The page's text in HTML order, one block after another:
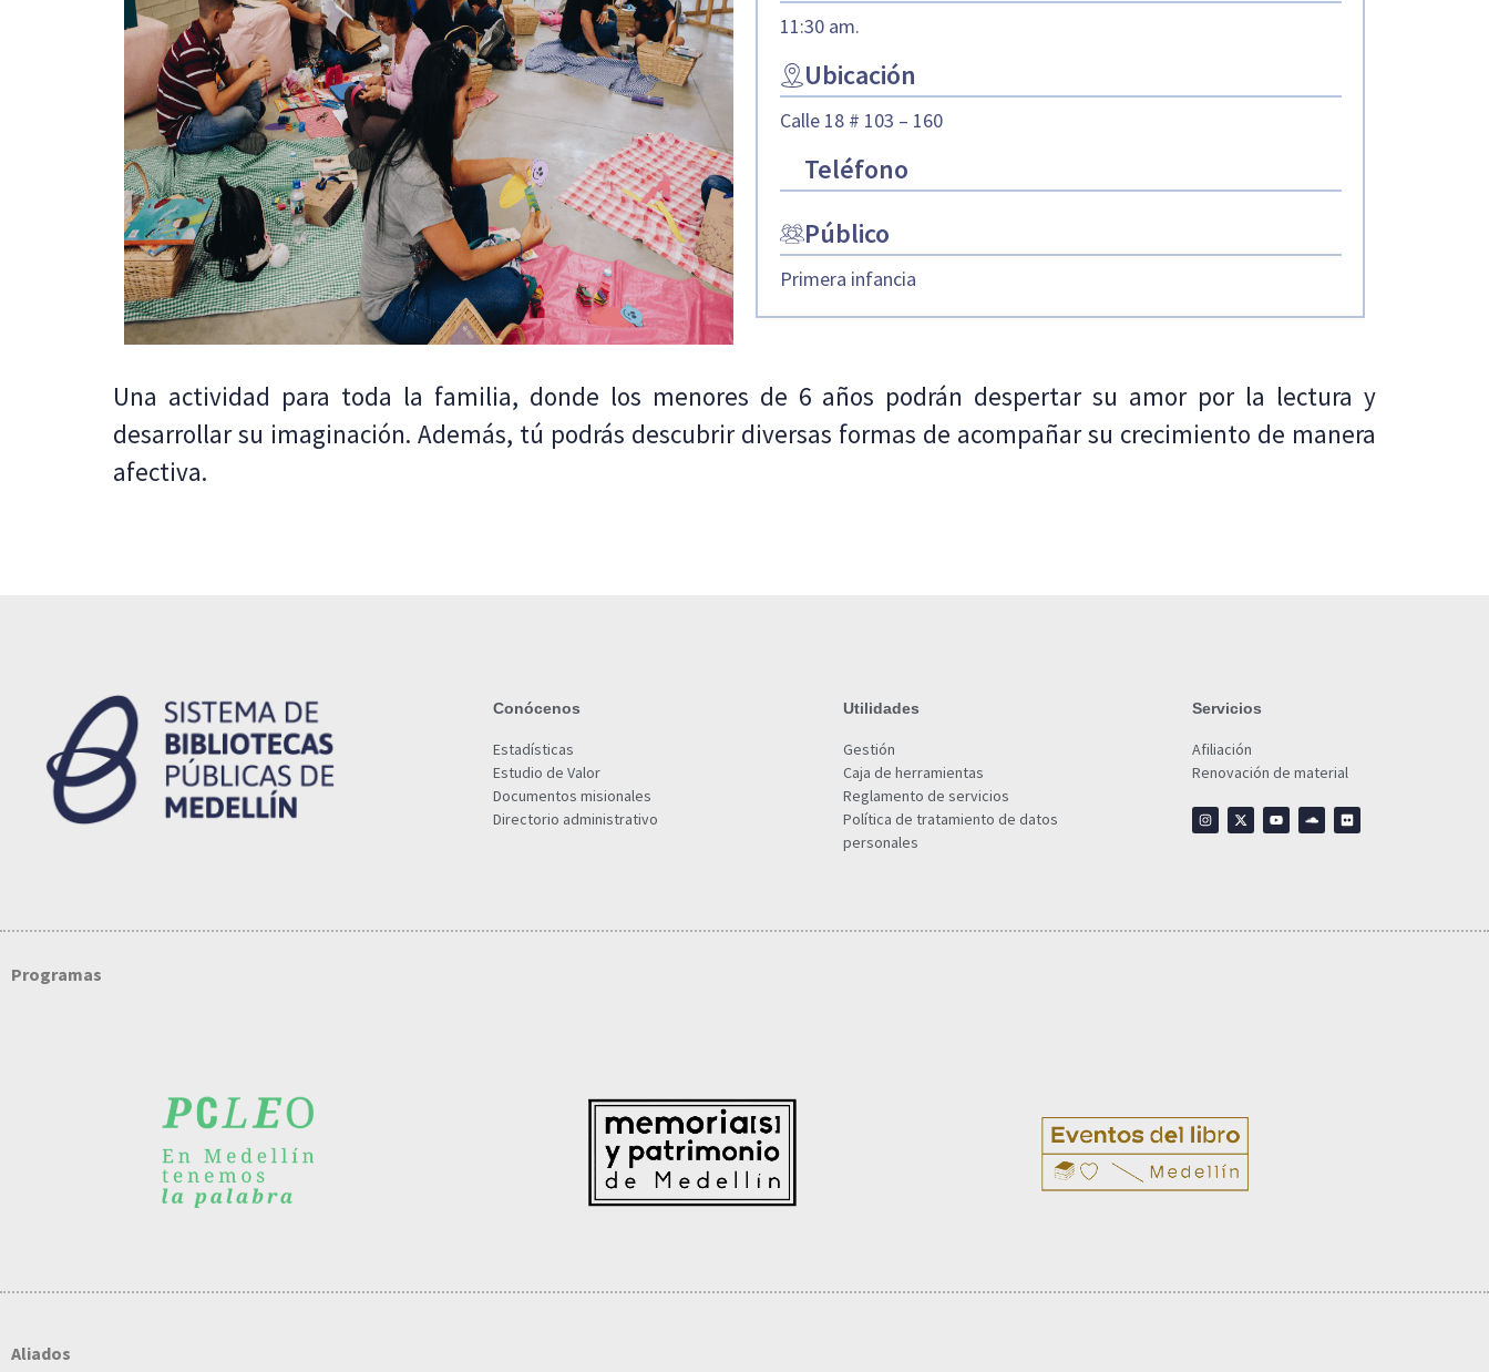
11:30 am.
Ubicación
Calle 18 # 103 – 160
Teléfono
Público
Primera infancia
Una actividad para toda la familia, donde los menores de 6 años podrán despertar su amor por la lectura y
desarrollar su imaginación. Además, tú podrás descubrir diversas formas de acompañar su crecimiento de manera
afectiva.
Conócenos
Estadísticas
Estudio de Valor
Documentos misionales
Directorio administrativo
Utilidades
Gestión
Caja de herramientas
Reglamento de servicios
Política de tratamiento de datos
personales
Servicios
Afiliación
Renovación de material
Programas
Aliados